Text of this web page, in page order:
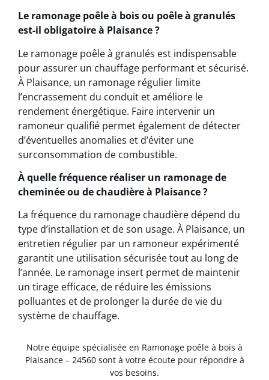
Le ramonage poêle à bois ou poêle à granulés
est-il obligatoire à Plaisance ?
Le ramonage poêle à granulés est indispensable
pour assurer un chauffage performant et sécurisé.
À Plaisance, un ramonage régulier limite
l’encrassement du conduit et améliore le
rendement énergétique. Faire intervenir un
ramoneur qualifié permet également de détecter
d’éventuelles anomalies et d’éviter une
surconsommation de combustible.
À quelle fréquence réaliser un ramonage de
cheminée ou de chaudière à Plaisance ?
La fréquence du ramonage chaudière dépend du
type d’installation et de son usage. À Plaisance, un
entretien régulier par un ramoneur expérimenté
garantit une utilisation sécurisée tout au long de
l’année. Le ramonage insert permet de maintenir
un tirage efficace, de réduire les émissions
polluantes et de prolonger la durée de vie du
système de chauffage.
Notre équipe spécialisée en Ramonage poêle à bois à
Plaisance – 24560 sont à votre écoute pour répondre à
vos besoins.